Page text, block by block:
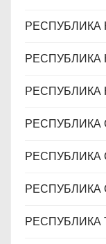
РЕСПУБЛИКА
РЕСПУБЛИКА
РЕСПУБЛИКА
РЕСПУБЛИКА
РЕСПУБЛИКА
РЕСПУБЛИКА